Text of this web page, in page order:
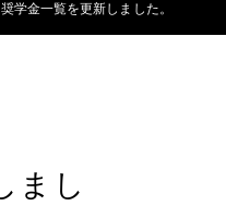
学金一覧を更新しました。
まし